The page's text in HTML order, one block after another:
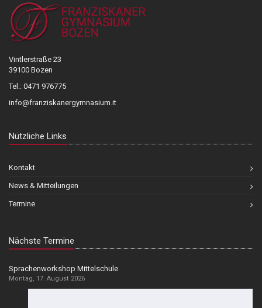
Vintlerstraße 23
39100 Bozen
Tel.: 0471 976775
info@franziskanergymnasium.it
Nützliche Links
Kontakt
News & Mitteilungen
Termine
Nächste Termine
Sprachenworkshop Mittelschule
Montag, 17. August 2026